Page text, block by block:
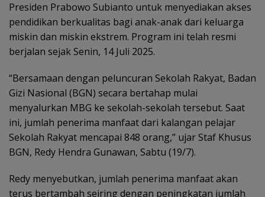
Presiden Prabowo Subianto untuk menyediakan akses
pendidikan berkualitas bagi anak-anak dari keluarga
miskin dan miskin ekstrem. Program ini telah resmi
berjalan sejak Senin, 14 Juli 2025.
“Bersamaan dengan peluncuran Sekolah Rakyat, Badan
Gizi Nasional (BGN) secara bertahap mulai
menyalurkan MBG ke sekolah-sekolah tersebut. Saat
ini, jumlah penerima manfaat dari kalangan pelajar
Sekolah Rakyat mencapai 848 orang,” ujar Staf Khusus
BGN, Redy Hendra Gunawan, Sabtu (19/7).
Redy menyebutkan, jumlah penerima manfaat akan
terus bertambah seiring dengan peningkatan jumlah